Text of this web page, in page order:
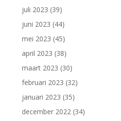
juli 2023 (39)
juni 2023 (44)
mei 2023 (45)
april 2023 (38)
maart 2023 (30)
februari 2023 (32)
januari 2023 (35)
december 2022(34)